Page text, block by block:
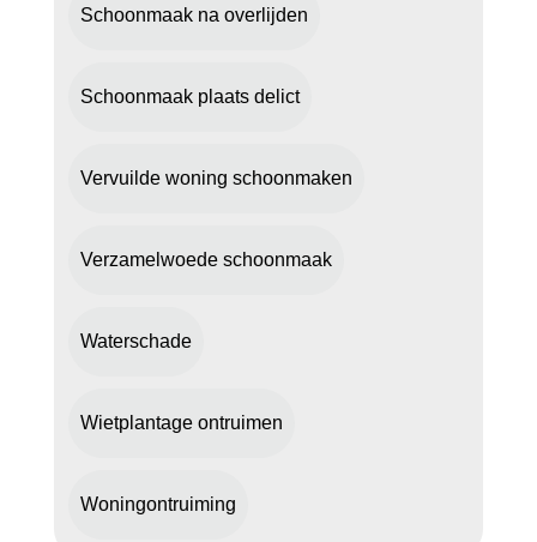
Schoonmaak na overlijden
Schoonmaak plaats delict
Vervuilde woning schoonmaken
Verzamelwoede schoonmaak
Waterschade
Wietplantage ontruimen
Woningontruiming